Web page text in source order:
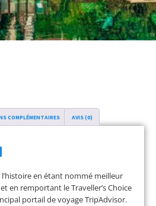
COMPLÉMENTAIRES AVIS (0)
l’histoire en étant nommé meilleur
en remportant le Traveller’s Choice
portail de voyage TripAdvisor.